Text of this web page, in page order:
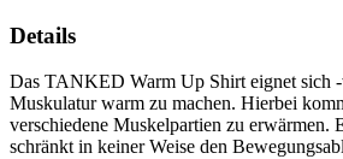
Details
Das TANKED Warm Up Shirt eignet sich -
Muskulatur warm zu machen. Hierbei
verschiedene Muskelpartien zu
schränkt in keiner Weise den